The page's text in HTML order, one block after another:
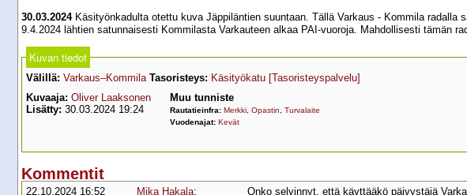
30.03.2024Käsityönkadulta otettu kuva Jäppiläntien suuntaan. Tällä Varkaus - Kommila
9.4.2024 lähtien satunnaisesti Kommilasta Varkauteen alkaa PAI-vuoroja. Mahdollisesti tämän
Kuvan tiedot
Välillä: Varkaus–Kommila Tasoristeys: Käsityökatu [Tasoristeyspalvelu]
Kuvaaja: Oliver Laaksonen
Lisätty: 30.03.2024 19:24
Muu tunniste
Rautatieinfra: Merkki Opastin
Turvalaite
Vuodenajat: Kevät
Kommentit
22.10.2024 16:52 Mika Hakala: Onko selvinnyt, että käyttääkö päivystäjä